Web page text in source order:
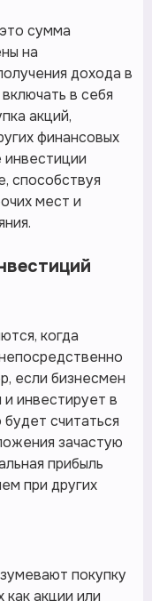
сумма
на
дохода в
в себя
акций,
финансовых
способствуя
мест и
когда
если бизнесмен
инвестирует в
считаться
зачастую
прибыль
при других
покупку
акции или